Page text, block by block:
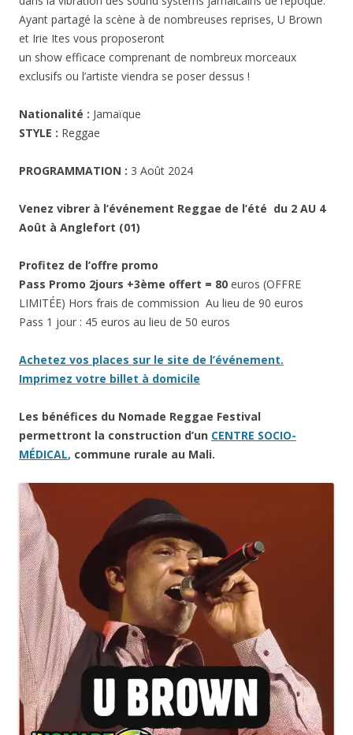
Ayant partagé la scène à de nombreuses reprises, U Brown
et Irie Ites vous proposeront
un show efficace comprenant de nombreux morceaux
exclusifs ou l’artiste viendra se poser dessus !
Nationalité : Jamaïque
STYLE : Reggae
PROGRAMMATION : 3 Août 2024
Venez vibrer à l’événement Reggae de l’été du 2 AU 4
Août à Anglefort (01)
Profitez de l’offre promo
Pass Promo 2jours +3ème offert = 80 euros (OFFRE
LIMITÉE) Hors frais de commission Au lieu de 90 euros
Pass 1 jour : 45 euros au lieu de 50 euros
Achetez vos places sur le site de l’événement.
Imprimez votre billet à domicile
Les bénéfices du Nomade Reggae Festival
permettront la construction d’un CENTRE SOCIO-
MÉDICAL, commune rurale au Mali.